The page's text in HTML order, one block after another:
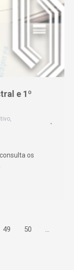
e 1º
,
os
49 50
…